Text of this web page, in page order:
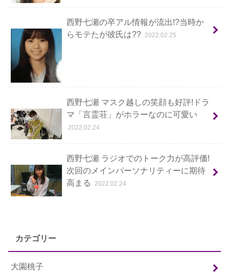
西野七瀬の卒アル情報が流出!?当時か
らモテたが彼氏は??
2022.02.25
西野七瀬 マスク越しの笑顔も好評!ドラ
マ「言霊荘」がホラーなのに可愛い
2022.02.24
西野七瀬 ラジオでのトーク力が高評価!
次回のメインパーソナリティーに期待
高まる
2022.02.24
カテゴリー
大園桃子